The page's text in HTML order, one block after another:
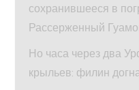
сохранившееся в
Рассерженный
Но часа через два
крыльев: филин